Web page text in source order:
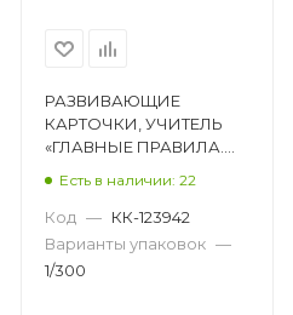
РАЗВИВАЮЩИЕ
КАРТОЧКИ, УЧИТЕЛЬ
«ГЛАВНЫЕ ПРАВИЛА.
КЛАССЫ: ОРФОГ Н-288
Есть в наличии: 22
Код — КК-123942
Варианты упаковок —
1/300